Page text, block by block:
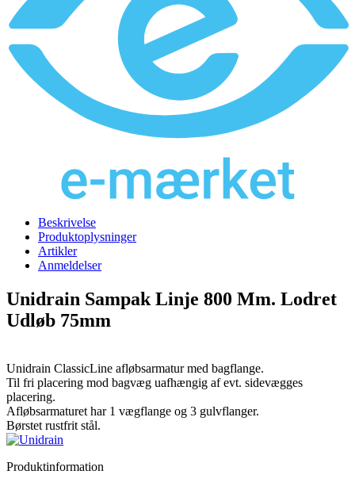
Beskrivelse
Produktoplysninger
Artikler
Anmeldelser
Unidrain Sampak Linje 800 Mm. Lodret
Udløb 75mm
Unidrain ClassicLine afløbsarmatur med bagflange.
Til fri placering mod bagvæg uafhængig af evt. sidevægges
placering.
Afløbsarmaturet har 1 vægflange og 3 gulvflanger.
Børstet rustfrit stål.
Produktinformation